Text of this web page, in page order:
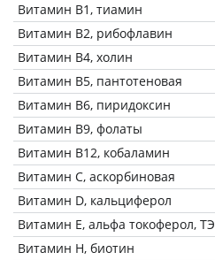
Витамин В1, тиамин
Витамин В2, рибофлавин
Витамин В4, холин
Витамин В5, пантотеновая
Витамин В6, пиридоксин
Витамин В9, фолаты
Витамин В12, кобаламин
Витамин C, аскорбиновая
Витамин D, кальциферол
Витамин Е, альфа токоферол, ТЭ
Витамин Н, биотин